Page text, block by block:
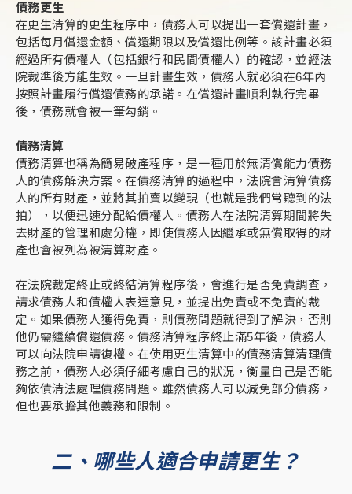
債務更生
在更生清算的更生程序中，債務人可以提出一套償還計畫，
包括每月償還金額、償還期限以及償還比例等。該計畫必須
經過所有債權人（包括銀行和民間債權人）的確認，並經法
院裁準後方能生效。一旦計畫生效，債務人就必須在6年內
按照計畫履行償還債務的承諾。在償還計畫順利執行完畢
後，債務就會被一筆勾銷。
債務清算
債務清算也稱為簡易破產程序，是一種用於無清償能力債務
人的債務解決方案。在債務清算的過程中，法院會清算債務
人的所有財產，並將其拍賣以變現（也就是我們常聽到的法
拍），以便迅速分配給債權人。債務人在法院清算期間將失
去財產的管理和處分權，即使債務人因繼承或無償取得的財
產也會被列為被清算財產。
在法院裁定終止或終結清算程序後，會進行是否免責調查，
請求債務人和債權人表達意見，並提出免責或不免責的裁
定。如果債務人獲得免責，則債務問題就得到了解決，否則
他仍需繼續償還債務。債務清算程序終止滿5年後，債務人
可以向法院申請復權。在使用更生清算中的債務清算清理債
務之前，債務人必須仔細考慮自己的狀況，衡量自己是否能
夠依債清法處理債務問題。雖然債務人可以減免部分債務，
但也要承擔其他義務和限制。
二、哪些人適合申請更生？